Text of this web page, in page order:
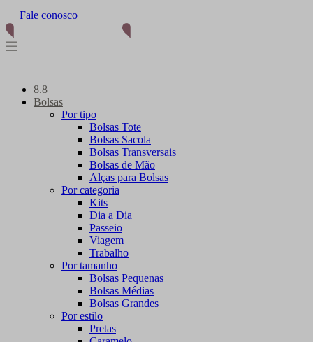
(11) 96012-2976
8.8
Bolsas
Por tipo
Bolsas Tote
Bolsas Sacola
Bolsas Transversais
Bolsas de Mão
Alças para Bolsas
Por categoria
Kits
Dia a Dia
Passeio
Viagem
Trabalho
Por tamanho
Bolsas Pequenas
Bolsas Médias
Bolsas Grandes
Por estilo
Pretas